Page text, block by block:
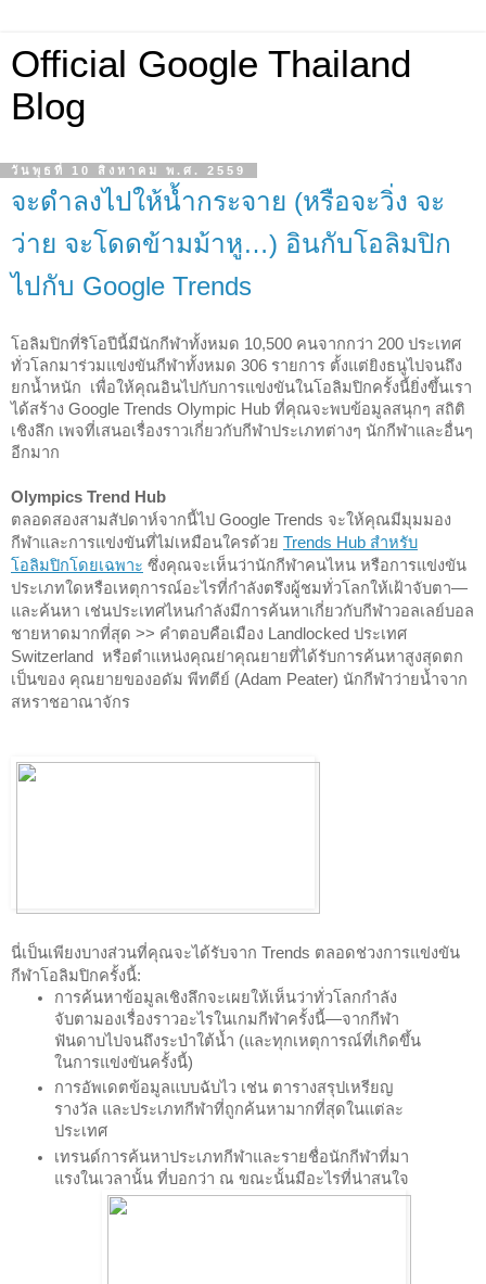
Official Google Thailand
Blog
วันพุธที่ 10 สิงหาคม พ.ศ. 2559
จะดำลงไปให้น้ำกระจาย (หรือจะวิ่ง จะ
ว่าย จะโดดข้ามม้าหู…) อินกับโอลิมปิก
ไปกับ Google Trends
โอลิมปิกที่ริโอปีนี้มีนักกีฬาทั้งหมด 10,500 คนจากกว่า 200 ประเทศ
ทั่วโลกมาร่วมแข่งขันกีฬาทั้งหมด 306 รายการ ตั้งแต่ยิงธนูไปจนถึง
ยกน้ำหนัก  เพื่อให้คุณอินไปกับการแข่งขันในโอลิมปิกครั้งนี้ยิ่งขึ้นเรา
ได้สร้าง Google Trends Olympic Hub ที่คุณจะพบข้อมูลสนุกๆ สถิติ
เชิงลึก เพจที่เสนอเรื่องราวเกี่ยวกับกีฬาประเภทต่างๆ นักกีฬาและอื่นๆ
อีกมาก
Olympics Trend Hub
ตลอดสองสามสัปดาห์จากนี้ไป Google Trends จะให้คุณมีมุมมอง
กีฬาและการแข่งขันที่ไม่เหมือนใครด้วย Trends Hub สำหรับ
โอลิมปิกโดยเฉพาะ ซึ่งคุณจะเห็นว่านักกีฬาคนไหน หรือการแข่งขัน
ประเภทใดหรือเหตุการณ์อะไรที่กำลังตรึงผู้ชมทั่วโลกให้เฝ้าจับตา—
และค้นหา เช่นประเทศไหนกำลังมีการค้นหาเกี่ยวกับกีฬาวอลเลย์บอล
ชายหาดมากที่สุด >> คำตอบคือเมือง Landlocked ประเทศ
Switzerland  หรือตำแหน่งคุณย่าคุณยายที่ได้รับการค้นหาสูงสุดตก
เป็นของ คุณยายของอดัม พีทตีย์ (Adam Peater) นักกีฬาว่ายน้ำจาก
สหราชอาณาจักร
นี่เป็นเพียงบางส่วนที่คุณจะได้รับจาก Trends ตลอดช่วงการแข่งขัน
กีฬาโอลิมปิกครั้งนี้:
การค้นหาข้อมูลเชิงลึกจะเผยให้เห็นว่าทั่วโลกกำลัง
จับตามองเรื่องราวอะไรในเกมกีฬาครั้งนี้—จากกีฬา
ฟันดาบไปจนถึงระบำใต้น้ำ (และทุกเหตุการณ์ที่เกิดขึ้น
ในการแข่งขันครั้งนี้)
การอัพเดตข้อมูลแบบฉับไว เช่น ตารางสรุปเหรียญ
รางวัล และประเภทกีฬาที่ถูกค้นหามากที่สุดในแต่ละ
ประเทศ
เทรนด์การค้นหาประเภทกีฬาและรายชื่อนักกีฬาที่มา
แรงในเวลานั้น ที่บอกว่า ณ ขณะนั้นมีอะไรที่น่าสนใจ